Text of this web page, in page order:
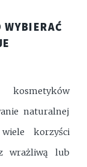
naturalnej
korzyści
wrażliwą lub